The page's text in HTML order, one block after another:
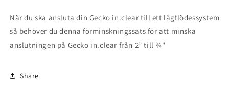
När du ska ansluta din Gecko in.clear till ett lågflödessystem
så behöver du denna förminskningssats för att minska
anslutningen på Gecko in.clear från 2” till ¾"
Share